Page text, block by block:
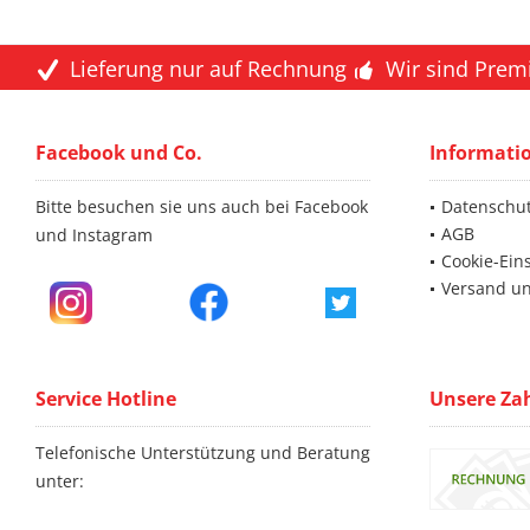
Lieferung nur auf Rechnung Wir sind
Facebook und Co.
Bitte besuchen sie uns auch bei Facebook
und Instagram
AGB
Cookie-
Versand
Service Hotline
Telefonische Unterstützung und Beratung
unter:
Unsere